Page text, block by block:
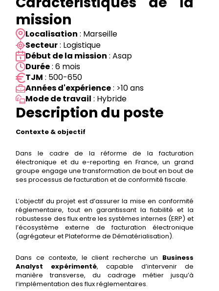
mission
Localisation : Marseille
Secteur: Logistique
Début de la mission : Asap
Durée: 6 mois
TJM : 500-650
Années d'expérience: >10 ans
Mode de travail : Hybride
Description du poste
Contexte & objectif
Dans le cadre de la réforme de la facturation
électronique et du e-reporting en France, un grand
groupe engage une transformation de bout en bout de
ses processus de facturation et de conformité fiscale.
L’objectif du projet est d’assurer la mise en conformité
réglementaire, tout en garantissant la fiabilité et la
robustesse des flux entre les systèmes internes (ERP) et
l’écosystème externe de facturation électronique
(agrégateur et Plateforme de Dématérialisation).
Dans ce contexte, le client recherche un Business
Analyst expérimenté, capable d’intervenir de
manière transverse, du cadrage métier jusqu’à
l’implémentation des flux réglementaires.